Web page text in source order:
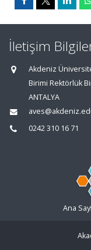
İletişim
Akdeniz
Birimi Rektörlük
ANTALYA
0242 310 16 71
Ana